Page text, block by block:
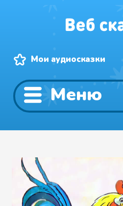
Мои аудиосказки
Меню